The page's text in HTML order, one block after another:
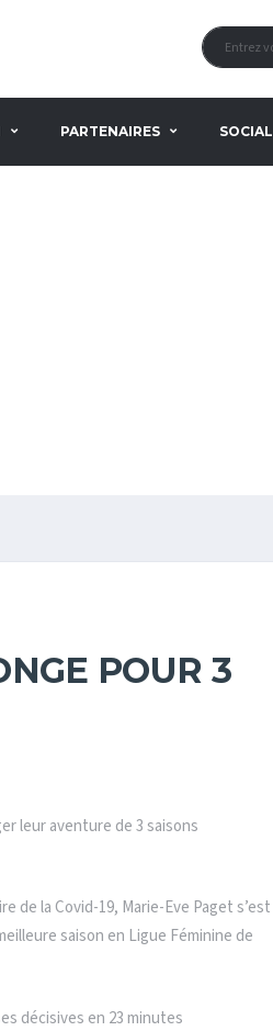
PARTENAIRES SOCIAL
POUR 3
leur aventure de 3 saisons
de la Covid-19, Marie-Eve Paget s’est
saison en Ligue Féminine de
décisives en 23 minutes